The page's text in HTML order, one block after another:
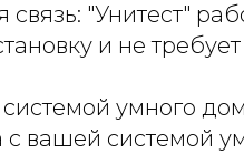
связь: "Унитест"
и не
системой умного
с вашей системой